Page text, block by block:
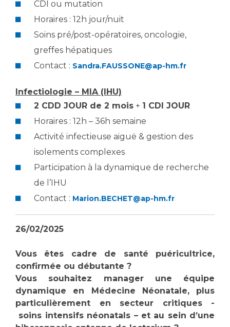
CDI ou mutation
Horaires : 12h jour/nuit
Soins pré/post-opératoires, oncologie,
greffes hépatiques
Contact : Sandra.FAUSSONE@ap-hm.fr
Infectiologie – MIA (IHU)
2 CDD JOUR de 2 mois + 1 CDI JOUR
Horaires : 12h – 36h semaine
Activité infectieuse aiguë & gestion des
isolements complexes
Participation à la dynamique de recherche
de l’IHU
Contact : Marion.BECHET@ap-hm.fr
26/02/2025
Vous êtes cadre de santé puéricultrice,
confirmée ou débutante ?
Vous souhaitez manager une équipe
dynamique en Médecine Néonatale, plus
particulièrement en secteur critiques -
soins intensifs néonatals – et au sein d’une